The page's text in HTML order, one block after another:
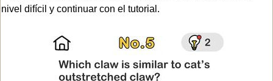
nivel difícil y continuar con el tutorial.